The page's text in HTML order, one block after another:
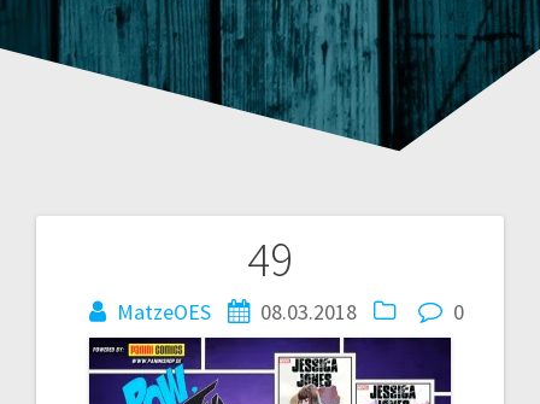
49
MatzeOES 08.03.2018 0
Beitragsnavigation